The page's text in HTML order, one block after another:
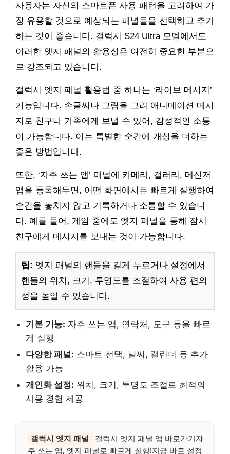
사용자는 자신의 스마트폰 사용 패턴을 고려하여 가
장 유용할 것으로 예상되는 패널들을 선택하고 추가
하는 것이 좋습니다. 갤럭시 S24 Ultra 모델에서도
이러한 엣지 패널의 활용성은 여전히 중요한 부분으
로 강조되고 있습니다.
갤럭시 엣지 패널 활용법 중 하나는 ‘라이브 메시지’
기능입니다. 손글씨나 그림을 그려 애니메이션 메시
지로 친구나 가족에게 보낼 수 있어, 감성적인 소통
이 가능합니다. 이는 특별한 순간에 개성을 더하는
좋은 방법입니다.
또한, ‘자주 쓰는 앱’ 패널에 카메라, 갤러리, 메신저
앱을 등록해두면, 어떤 화면에서든 빠르게 실행하여
순간을 놓치지 않고 기록하거나 소통할 수 있습니
다. 예를 들어, 게임 중에도 엣지 패널을 통해 잠시
친구에게 메시지를 보내는 것이 가능합니다.
팁: 엣지 패널의 핸들을 길게 누르거나 설정에서
핸들의 위치, 크기, 투명도를 조절하여 사용 편의
성을 높일 수 있습니다.
기본 기능: 자주 쓰는 앱, 연락처, 도구 등을 빠르
게 실행
다양한 패널: 스마트 선택, 날씨, 캘린더 등 추가
활용 가능
개인화 설정: 위치, 크기, 투명도 조절로 최적의
사용 경험 제공
갤럭시 엣지 패널
갤럭시 엣지 패널 앱 바로가기자
주 쓰는 앱, 엣지 패널로 빠르게 실행!지금 바로 설정